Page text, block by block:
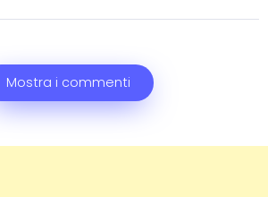
Mostra i commenti